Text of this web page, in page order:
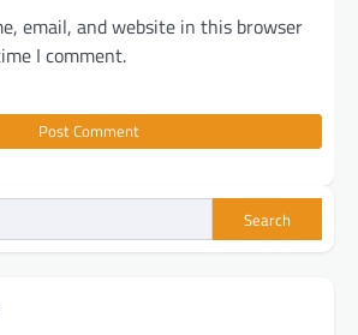
email, and website in this browser
I comment.
Search